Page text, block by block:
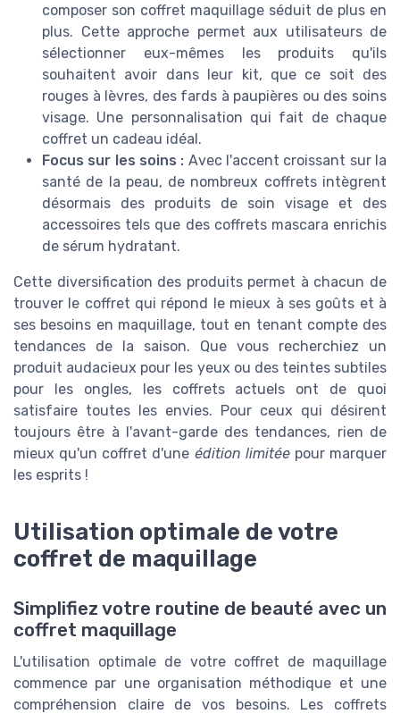
composer son coffret maquillage séduit de plus en
plus. Cette approche permet aux utilisateurs de
sélectionner eux-mêmes les produits qu'ils
souhaitent avoir dans leur kit, que ce soit des
rouges à lèvres, des fards à paupières ou des soins
visage. Une personnalisation qui fait de chaque
coffret un cadeau idéal.
Focus sur les soins : Avec l'accent croissant sur la
santé de la peau, de nombreux coffrets intègrent
désormais des produits de soin visage et des
accessoires tels que des coffrets mascara enrichis
de sérum hydratant.
Cette diversification des produits permet à chacun de
trouver le coffret qui répond le mieux à ses goûts et à
ses besoins en maquillage, tout en tenant compte des
tendances de la saison. Que vous recherchiez un
produit audacieux pour les yeux ou des teintes subtiles
pour les ongles, les coffrets actuels ont de quoi
satisfaire toutes les envies. Pour ceux qui désirent
toujours être à l'avant-garde des tendances, rien de
mieux qu'un coffret d'une édition limitéepour marquer
les esprits !
Utilisation optimale de votre
coffret de maquillage
Simplifiez votre routine de beauté avec un
coffret maquillage
L'utilisation optimale de votre coffret de maquillage
commence par une organisation méthodique et une
compréhension claire de vos besoins. Les coffrets